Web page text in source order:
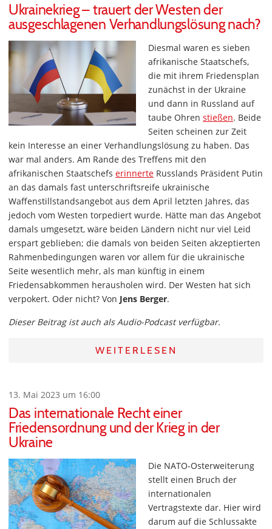
Ukrainekrieg – trauert der Westen der
ausgeschlagenen Verhandlungslösung nach?
Diesmal waren es sieben
afrikanische Staatschefs,
die mit ihrem Friedensplan
zunächst in der Ukraine
und dann in Russland auf
taube Ohren stießen. Beide
Seiten scheinen zur Zeit
kein Interesse an einer Verhandlungslösung zu haben. Das
war mal anders. Am Rande des Treffens mit den
afrikanischen Staatschefs erinnerte Russlands Präsident Putin
an das damals fast unterschriftsreife ukrainische
Waffenstillstandsangebot aus dem April letzten Jahres, das
jedoch vom Westen torpediert wurde. Hätte man das Angebot
damals umgesetzt, wäre beiden Ländern nicht nur viel Leid
erspart geblieben; die damals von beiden Seiten akzeptierten
Rahmenbedingungen waren vor allem für die ukrainische
Seite wesentlich mehr, als man künftig in einem
Friedensabkommen herausholen wird. Der Westen hat sich
verpokert. Oder nicht? Von Jens Berger.
Dieser Beitrag ist auch als Audio-Podcast verfügbar.
WEITERLESEN
13. Mai 2023 um 16:00
Das internationale Recht einer
Friedensordnung und der Krieg in der
Ukraine
Die NATO-Osterweiterung
stellt einen Bruch der
internationalen
Vertragstexte dar. Hier wird
darum auf die Schlussakte